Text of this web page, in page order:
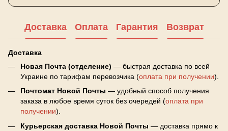
Доставка Оплата Гарантия Возврат
Доставка
Новая Почта (отделение) — быстрая доставка по всей
Украине по тарифам перевозчика (оплата при получении).
Почтомат Новой Почты — удобный способ получения
заказа в любое время суток без очередей (оплата при
получении).
Курьерская доставка Новой Почты — доставка прямо к